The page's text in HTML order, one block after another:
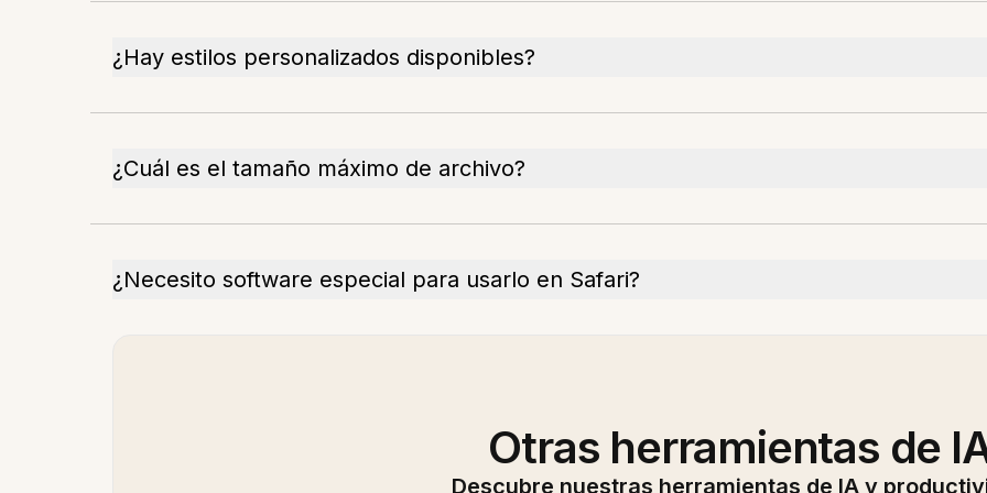
¿Hay estilos personalizados disponibles?
¿Cuál es el tamaño máximo de archivo?
¿Necesito software especial para usarlo en Safari?
Otras herramientas de
Descubre nuestras herramientas de IA y